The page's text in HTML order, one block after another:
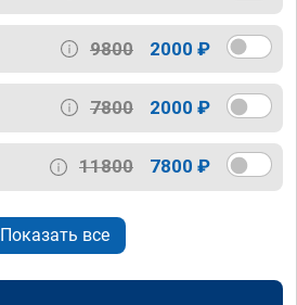
9800 2000 ₽
7800 2000 ₽
11800 7800 ₽
Показать все